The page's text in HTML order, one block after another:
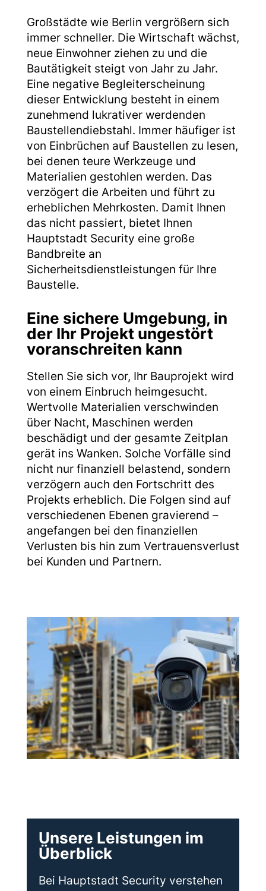
Großstädte wie Berlin vergrößern sich
immer schneller. Die Wirtschaft wächst,
neue Einwohner ziehen zu und die
Bautätigkeit steigt von Jahr zu Jahr.
Eine negative Begleiterscheinung
dieser Entwicklung besteht in einem
zunehmend lukrativer werdenden
Baustellendiebstahl. Immer häufiger ist
von Einbrüchen auf Baustellen zu lesen,
bei denen teure Werkzeuge und
Materialien gestohlen werden. Das
verzögert die Arbeiten und führt zu
erheblichen Mehrkosten. Damit Ihnen
das nicht passiert, bietet Ihnen
Hauptstadt Security eine große
Bandbreite an
Sicherheitsdienstleistungen für Ihre
Baustelle.
Eine sichere Umgebung, in
der Ihr Projekt ungestört
voranschreiten kann
Stellen Sie sich vor, Ihr Bauprojekt wird
von einem Einbruch heimgesucht.
Wertvolle Materialien verschwinden
über Nacht, Maschinen werden
beschädigt und der gesamte Zeitplan
gerät ins Wanken. Solche Vorfälle sind
nicht nur finanziell belastend, sondern
verzögern auch den Fortschritt des
Projekts erheblich. Die Folgen sind auf
verschiedenen Ebenen gravierend –
angefangen bei den finanziellen
Verlusten bis hin zum Vertrauensverlust
bei Kunden und Partnern.
Unsere Leistungen im
Überblick
Bei Hauptstadt Security verstehen